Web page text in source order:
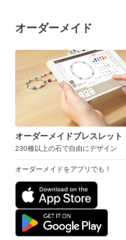
オーダーメイド
オーダーメイドブレスレット
230種以上の石で自由にデザイン
オーダーメイドをアプリでも！